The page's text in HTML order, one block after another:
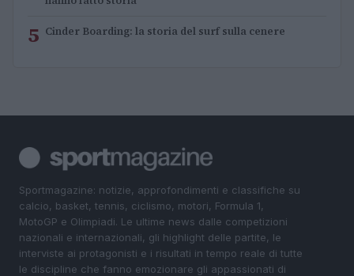
5 Cinder Boarding: la storia del surf sulla cenere
Sportmagazine: notizie, approfondimenti e classifiche su
calcio, basket, tennis, ciclismo, motori, Formula 1,
MotoGP e Olimpiadi. Le ultime news dalle competizioni
nazionali e internazionali, gli highlight delle partite, le
interviste ai protagonisti e i risultati in tempo reale di tutte
le discipline che fanno emozionare gli appassionati di